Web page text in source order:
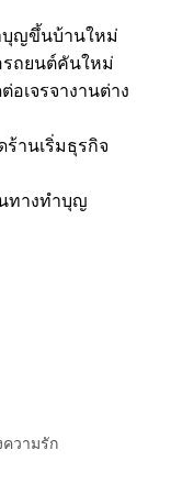
บุญขึ้นบ้านใหม่
รถยนต์คันใหม่
อเจรจางานต่าง
ร้านเริ่มธุรกิจ
ทางทำบุญ
ความรัก